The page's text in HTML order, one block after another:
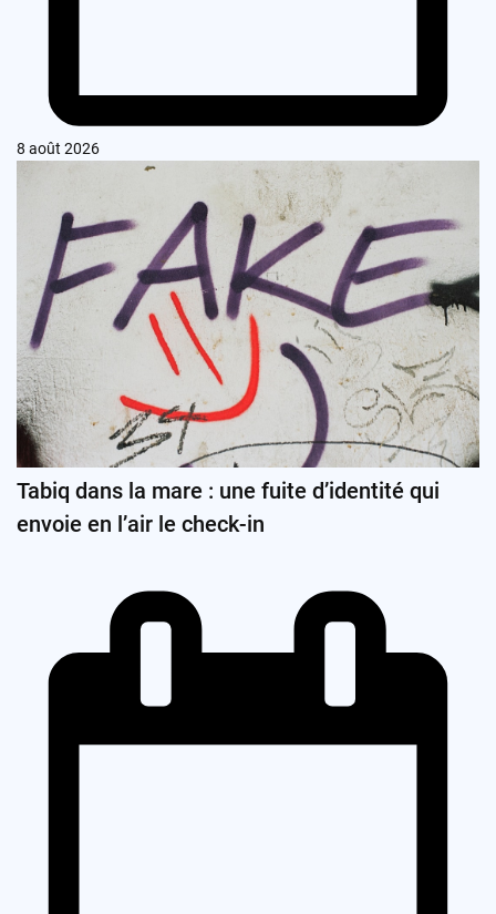
8 août 2026
Tabiq dans la mare : une fuite d’identité qui
envoie en l’air le check-in